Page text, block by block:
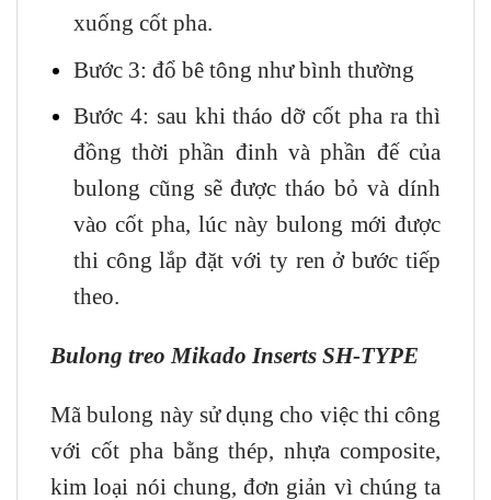
xuống cốt pha.
Bước 3: đổ bê tông như bình thường
Bước 4: sau khi tháo dỡ cốt pha ra thì
đồng thời phần đinh và phần đế của
bulong cũng sẽ được tháo bỏ và dính
vào cốt pha, lúc này bulong mới được
thi công lắp đặt với ty ren ở bước tiếp
theo.
Bulong treo Mikado Inserts SH-TYPE
Mã bulong này sử dụng cho việc thi công
với cốt pha bằng thép, nhựa composite,
kim loại nói chung, đơn giản vì chúng ta